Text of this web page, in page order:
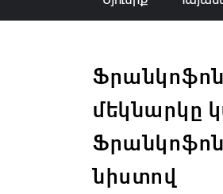
մեկնարկը
նիստով